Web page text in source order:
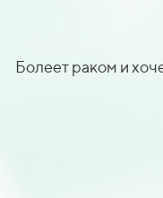
Болеет раком и